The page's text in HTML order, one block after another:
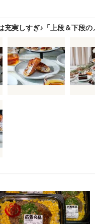
充実しすぎ♪「上段＆下段